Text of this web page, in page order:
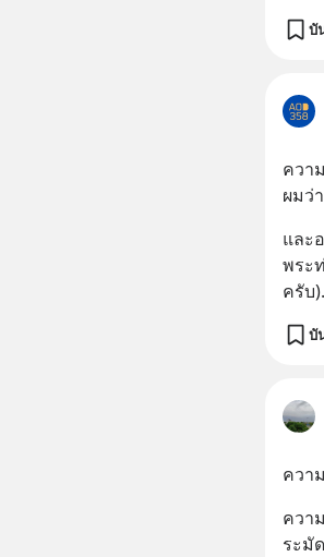
บั
ควา
ผมว่
และ
พระ
ครับ)
บั
ควา
ควา
ระมั